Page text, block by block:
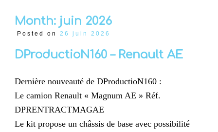
Month: juin 2026
Posted on 26 juin 2026
DProductioN160 – Renault AE
Dernière nouveauté de DProductioN160 :
Le camion Renault « Magnum AE » Réf.
DPRENTRACTMAGAE
Le kit propose un châssis de base avec possibilité